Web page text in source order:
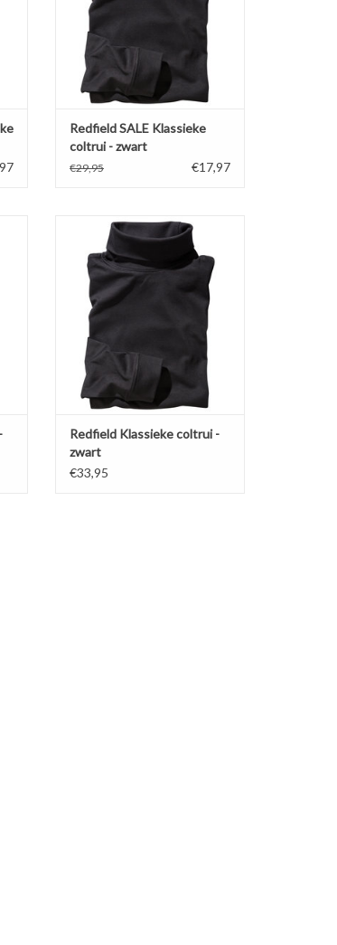
Gemaakt van 100% katoen
(antraciet 80%) met 3% elastan in
de col voor behoud pasvorm.
TOEVOEGEN AAN WINKELWAGEN
Redfield SALE Klassieke
coltrui - zwart
€29,95 €17,97
Comfortabele zwarte COLTRUI met
elastische col van Redfield.
Verkrijgbaar in vier kleuren in de
maten 2XL t/m 8XL!
Gemaakt van 100% katoen
(antraciet 80%) met 3% elastan in
de col voor behoud pasvorm.
TOEVOEGEN AAN WINKELWAGEN
Redfield Klassieke coltrui -
zwart
€33,95